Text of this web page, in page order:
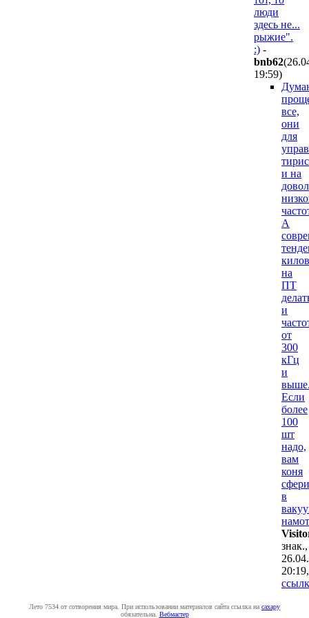
люди
здесь не...
рыжие".
:) -
bnb62
19:59)
все,
они
для
и на
А
на
ПТ
и
от
300
кГц
и
Если
более
100
шт
надо,
вам
коня
в
знак.,
20:19,
Лето 7534 от сотворения мира. При использовании материалов сайта ссылка на caxapу
обязательна. Вебмастер